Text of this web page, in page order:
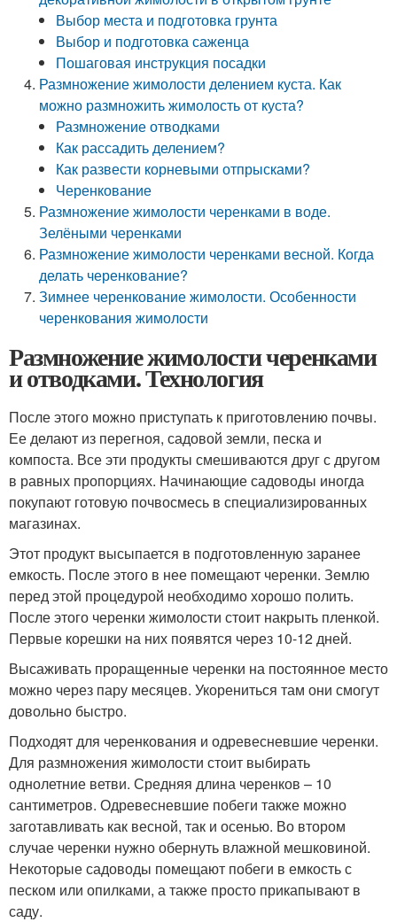
Выбор места и подготовка грунта
Выбор и подготовка саженца
Пошаговая инструкция посадки
Размножение жимолости делением куста. Как
можно размножить жимолость от куста?
Размножение отводками
Как рассадить делением?
Как развести корневыми отпрысками?
Черенкование
Размножение жимолости черенками в воде.
Зелёными черенками
Размножение жимолости черенками весной. Когда
делать черенкование?
Зимнее черенкование жимолости. Особенности
черенкования жимолости
Размножение жимолости черенками
и отводками. Технология
После этого можно приступать к приготовлению почвы.
Ее делают из перегноя, садовой земли, песка и
компоста. Все эти продукты смешиваются друг с другом
в равных пропорциях. Начинающие садоводы иногда
покупают готовую почвосмесь в специализированных
магазинах.
Этот продукт высыпается в подготовленную заранее
емкость. После этого в нее помещают черенки. Землю
перед этой процедурой необходимо хорошо полить.
После этого черенки жимолости стоит накрыть пленкой.
Первые корешки на них появятся через 10-12 дней.
Высаживать проращенные черенки на постоянное место
можно через пару месяцев. Укорениться там они смогут
довольно быстро.
Подходят для черенкования и одревесневшие черенки.
Для размножения жимолости стоит выбирать
однолетние ветви. Средняя длина черенков – 10
сантиметров. Одревесневшие побеги также можно
заготавливать как весной, так и осенью. Во втором
случае черенки нужно обернуть влажной мешковиной.
Некоторые садоводы помещают побеги в емкость с
песком или опилками, а также просто прикапывают в
саду.